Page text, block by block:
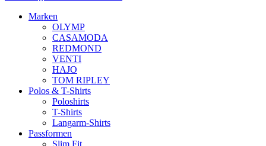
Marken
OLYMP
CASAMODA
REDMOND
VENTI
HAJO
TOM RIPLEY
Polos & T-Shirts
Poloshirts
T-Shirts
Langarm-Shirts
Passformen
Slim Fit